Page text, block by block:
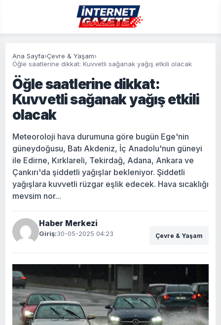
Ana Sayfa›Çevre & Yaşam›
Öğle saatlerine dikkat: Kuvvetli sağanak yağış etkili olacak
Öğle saatlerine dikkat:
Kuvvetli sağanak yağış etkili
olacak
Meteoroloji hava durumuna göre bugün Ege'nin
güneydoğusu, Batı Akdeniz, İç Anadolu'nun güneyi
ile Edirne, Kırklareli, Tekirdağ, Adana, Ankara ve
Çankırı'da şiddetli yağışlar bekleniyor. Şiddetli
yağışlara kuvvetli rüzgar eşlik edecek. Hava sıcaklığı
mevsim nor...
Haber Merkezi
Giriş:30-05-2025 04:23 Çevre & Yaşam